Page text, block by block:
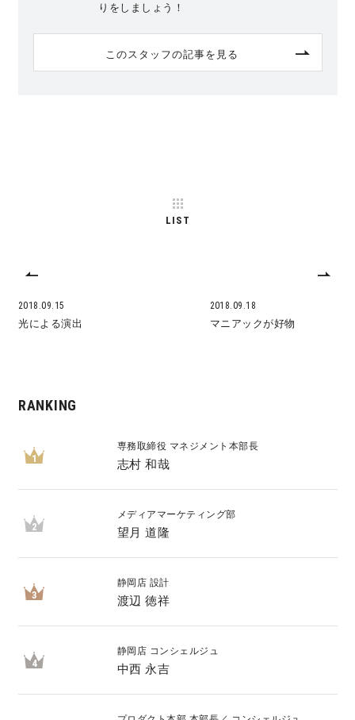
りをしましょう！
このスタッフの記事を見る
2018.09.15
光による演出
LIST
2018.09.18
マニアックが好物
RANKING
1
専務取締役 マネジメント本部長
志村 和哉
2
メディアマーケティング部
望月 道隆
3
静岡店 設計
渡辺 徳祥
4
静岡店 コンシェルジュ
中西 永吉